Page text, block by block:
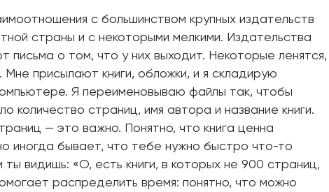
с большинством крупных издательств
страны и с некоторыми мелкими. Издательства
письма о том, что у них выходит. Некоторые ленятся,
Мне присылают книги, обложки, и я складирую
Я переименовываю файлы так, чтобы
количество страниц, имя автора и название книги.
— это важно. Понятно, что книга ценна
иногда бывает, что тебе нужно быстро что-то
ты видишь: «О, есть книги, в которых не 900 страниц,
распределить время: понятно, что можно